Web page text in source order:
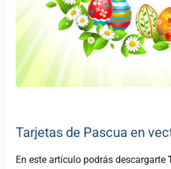
Tarjetas de Pascua en
En este artículo podrás descargarte